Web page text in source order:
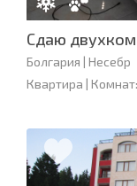
Сдаю
Болгария | Несебр
Квартира | Комнат: